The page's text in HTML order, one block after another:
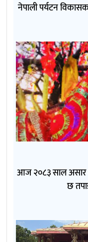
नेपाली पर्यटन
आज २०८३ साल असार
छ